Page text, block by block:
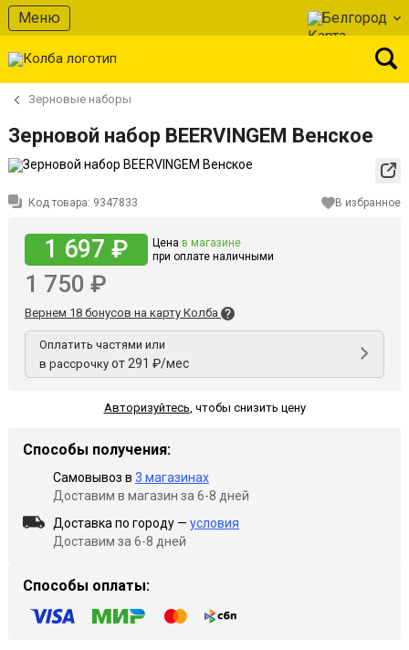
Меню Белгород
Зерновые наборы
Зерновой набор BEERVINGEM Венское
Код товара: 9347833 В избранное
1 697 ₽ Цена в магазине
при оплате наличными
1 750 ₽
Вернем 18 бонусов на карту Колба
Оплатить частями или
в рассрочку от 291 ₽/мес
Авторизуйтесь, чтобы снизить цену
Способы получения:
Самовывоз в 3 магазинах
Доставим в магазин за 6-8 дней
Доставка по городу — условия
Доставим за 6-8 дней
Способы оплаты: